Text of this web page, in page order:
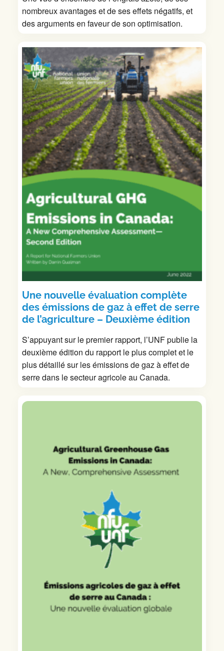
nombreux avantages et de ses effets négatifs, et
des arguments en faveur de son optimisation.
Une nouvelle évaluation complète
des émissions de gaz à effet de serre
de l’agriculture – Deuxième édition
S’appuyant sur le premier rapport, l’UNF publie la
deuxième édition du rapport le plus complet et le
plus détaillé sur les émissions de gaz à effet de
serre dans le secteur agricole au Canada.